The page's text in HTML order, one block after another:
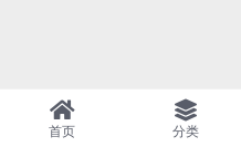
首页 分类